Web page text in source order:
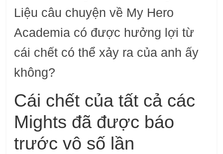
Liệu câu chuyện về My Hero
Academia có được hưởng lợi từ
cái chết có thể xảy ra của anh ấy
không?
Cái chết của tất cả các
Mights đã được báo
trước vô số lần